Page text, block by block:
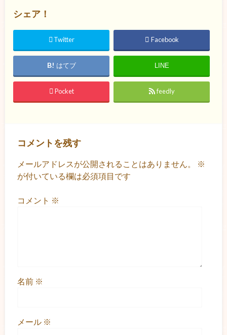
シェア！
Twitter Facebook
はてブ LINE
Pocket feedly
コメントを残す
メールアドレスが公開されることはありません。
※
が付いている欄は必須項目です
コメント ※
名前 ※
メール ※